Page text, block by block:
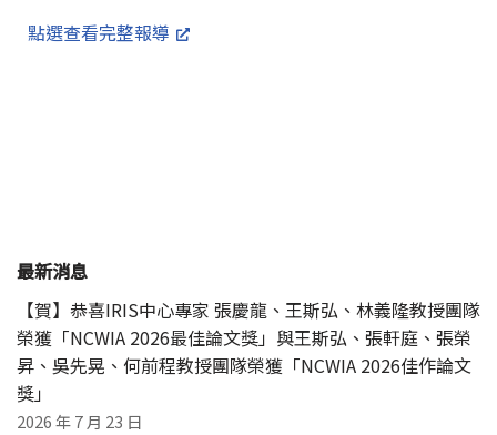
點選查看完整報導
最新消息
【賀】恭喜IRIS中心專家 張慶龍、王斯弘、林義隆教授團隊
榮獲「NCWIA 2026最佳論文獎」與王斯弘、張軒庭、張榮
昇、吳先晃、何前程教授團隊榮獲「NCWIA 2026佳作論文
獎」
2026 年 7 月 23 日